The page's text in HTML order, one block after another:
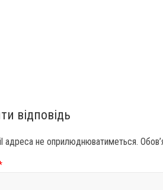
відповідь
адреса не оприлюднюватиметься.